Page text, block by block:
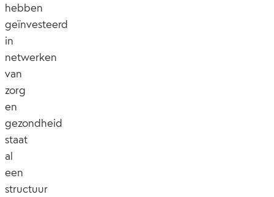
hebben
geïnvesteerd
in
netwerken
van
zorg
en
gezondheid
staat
al
een
structuur